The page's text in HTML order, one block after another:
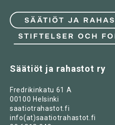
Säätiöt ja rahastot ry
Fredrikinkatu 61 A
00100 Helsinki
saatiotrahastot.fi
info(at)saatiotrahastot.fi